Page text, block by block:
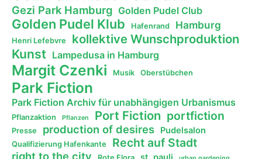
Gezi Park Hamburg Golden Pudel Club
Golden Pudel Klub Hafenrand Hamburg
Henri Lefebvre kollektive Wunschproduktion
Kunst Lampedusa in Hamburg
Margit Czenki Musik Oberstübchen
Park Fiction
Park Fiction Archiv für unabhängigen Urbanismus
Pflanzaktion Pflanzen Port Fiction portfiction
Presse production of desires Pudelsalon
Qualifizierung Hafenkante Recht auf Stadt
right to the city